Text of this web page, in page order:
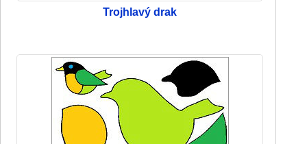
Trojhlavý drak